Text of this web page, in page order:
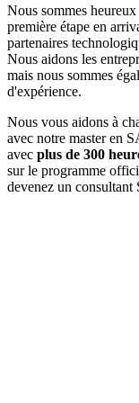
Nous sommes
première étape en
partenaires
Nous aidons les
mais nous sommes
d'expérience.
Nous vous aidons à
avec notre master en
avec plus de 300
sur le programme
devenez un